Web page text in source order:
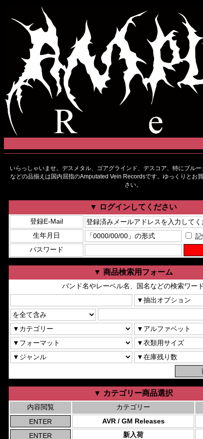
いらっしゃいませ。デスメタル、ゴアグラインド、デスコア、特にブル
などの品揃えは国内屈指のAmputated Vein Recordsです。ゆっくりとお
さい。
▼ ログインしてください
登録E-Mail
生年月日
パスワード
▼ 商品検索用フォーム
バンド名やレーベル名、国名などの検索ワード
▼ カテゴリー商品選択
内容閲覧 カテゴリー
AVR / GM Releases
新入荷